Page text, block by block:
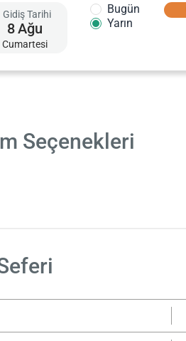
Gidiş Tarihi
8Ağu
Cumartesi
Bugün
Yarın
Seçenekleri